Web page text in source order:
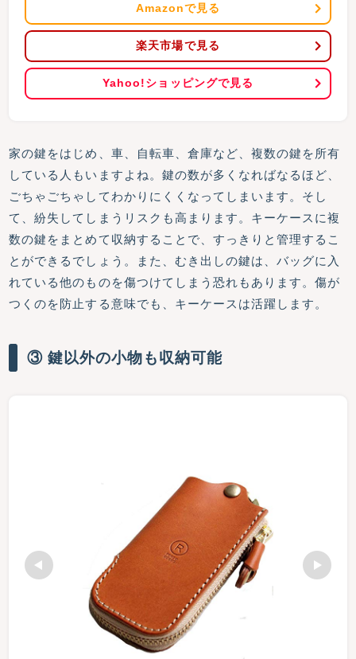
Amazonで見る
楽天市場で見る
Yahoo!ショッピングで見る
家の鍵をはじめ、車、自転車、倉庫など、複数の鍵を所有
している人もいますよね。鍵の数が多くなればなるほど、
ごちゃごちゃしてわかりにくくなってしまいます。そし
て、紛失してしまうリスクも高まります。キーケースに複
数の鍵をまとめて収納することで、すっきりと管理するこ
とができるでしょう。また、むき出しの鍵は、バッグに入
れている他のものを傷つけてしまう恐れもあります。傷が
つくのを防止する意味でも、キーケースは活躍します。
③ 鍵以外の小物も収納可能